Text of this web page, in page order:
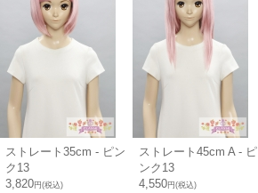
ストレート35cm - ピン
ク13
3,820円(税込)
ストレート45cm A - ピ
ンク13
4,550円(税込)